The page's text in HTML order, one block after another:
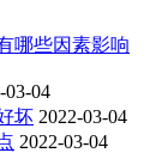
哪些因素影响
03-04
坏 2022-03-04
2022-03-04